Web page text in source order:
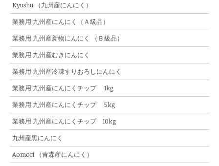
Kyushu （九州産にんにく）
業務用 九州産にんにく（Ａ級品）
業務用 九州産新物にんにく （Ｂ級品）
業務用 九州産むきにんにく
業務用 九州産冷凍すりおろしにんにく
業務用 九州産にんにくチップ 1kg
業務用 九州産にんにくチップ 5kg
業務用 九州産にんにくチップ 10kg
九州産黒にんにく
Aomori （青森産にんにく）